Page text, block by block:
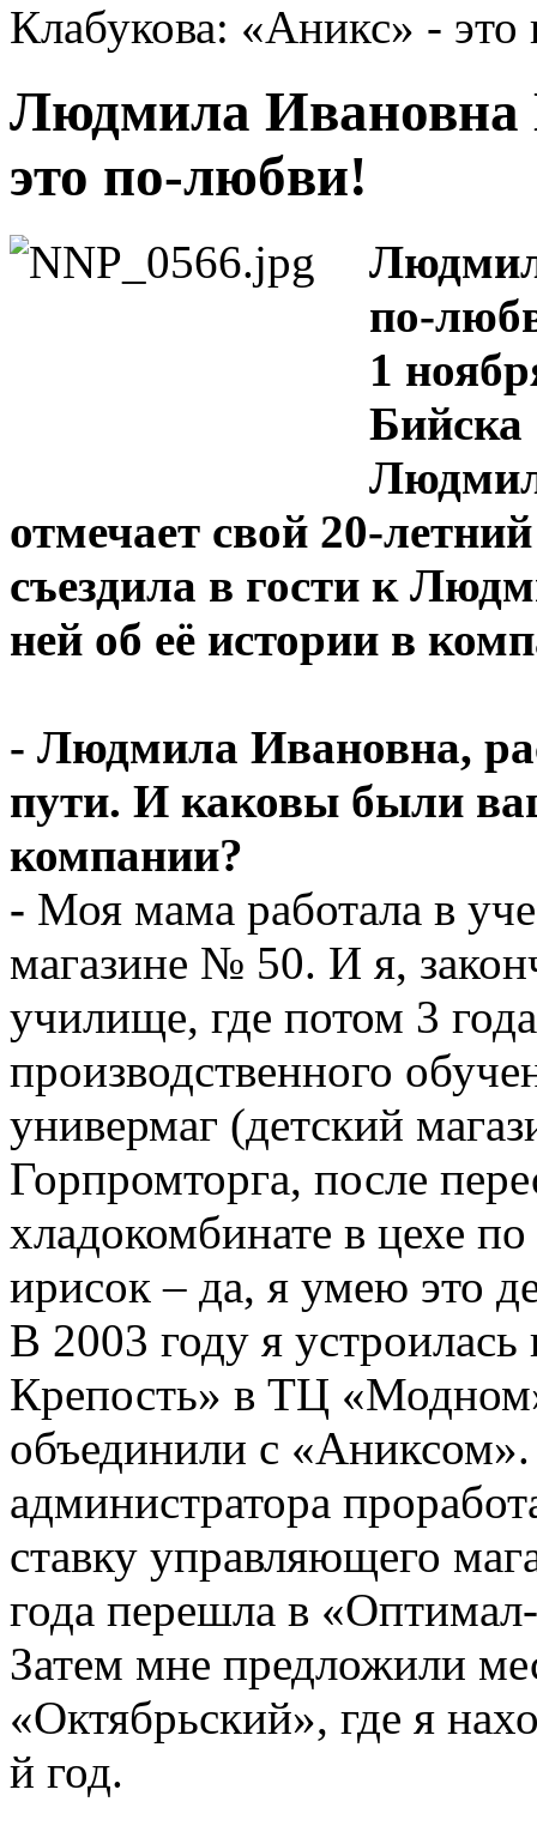
Клабукова: «Аникс» -
Людмила Ивановна
это по-любви!
по-
1
Бийска
отмечает свой 20-
съездила в гости к
ней об её истории в
- Людмила Ивановна,
пути. И каковы были
компании?
- Моя мама работала в
магазине № 50. И я,
училище, где потом 3
производственного
универмаг (детский
Горпромторга, после
хладокомбинате в цехе
ирисок – да, я умею это
В 2003 году я
Крепость» в ТЦ
объединили с
администратора
ставку управляющего
года перешла в
Затем мне предложили
«Октябрьский», где я
й год.